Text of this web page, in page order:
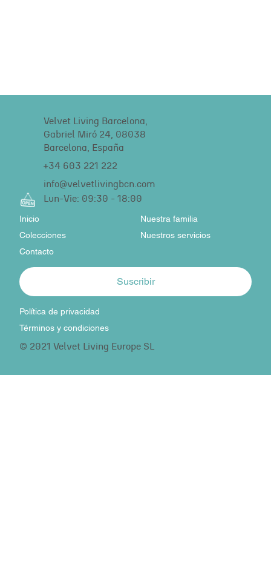
info@velvetlivingbcn.com
+34 603 221 222
Velvet Living Barcelona,
Gabriel Miró 24, 08038
Barcelona, España
Lun-Vie: 09:30 - 18:00
Colecciones Nuestros servicios
Inicio
Contacto
Nuestra familia
© 2021 Velvet Living Europe SL
Términos y condiciones
Política de privacidad
Suscribir